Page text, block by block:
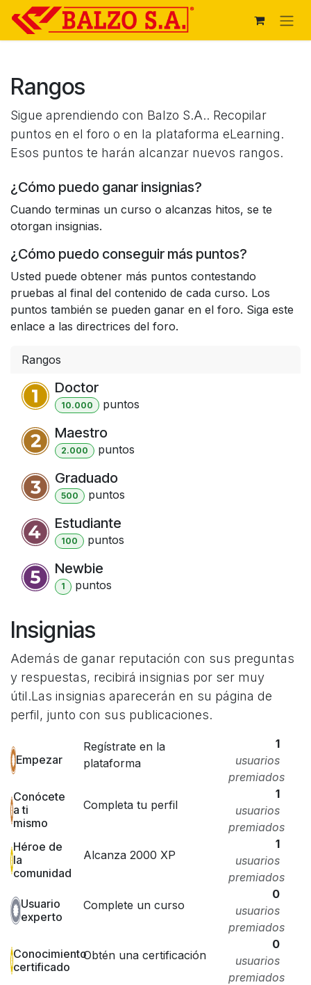
Ir al contenido
Rangos
Sigue aprendiendo con Balzo S.A.. Recopilar
puntos en el foro o en la plataforma eLearning.
Esos puntos te harán alcanzar nuevos rangos.
¿Cómo puedo ganar insignias?
Cuando terminas un curso o alcanzas hitos, se te
otorgan insignias.
¿Cómo puedo conseguir más puntos?
Usted puede obtener más puntos contestando
pruebas al final del contenido de cada curso. Los
puntos también se pueden ganar en el foro. Siga este
enlace a las directrices del foro.
Rangos
Doctor
10.000 puntos
Maestro
2.000 puntos
Graduado
500 puntos
Estudiante
100 puntos
Newbie
1 puntos
Insignias
Además de ganar reputación con sus preguntas
y respuestas, recibirá insignias por ser muy
útil.Las insignias aparecerán en su página de
perfil, junto con sus publicaciones.
Empezar
Regístrate en la
plataforma
1
usuarios
premiados
Conócete
a ti
mismo
Completa tu perfil
1
usuarios
premiados
Héroe de
la
comunidad
Alcanza 2000 XP
1
usuarios
premiados
Usuario
experto
Complete un curso
0
usuarios
premiados
Conocimiento
certificado
Obtén una certificación
0
usuarios
premiados